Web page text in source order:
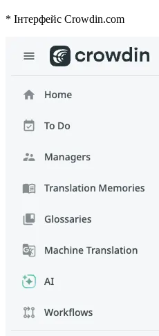
* Інтерфейс Crowdin.com